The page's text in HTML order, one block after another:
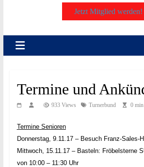
Jetzt Mitglied werden!
Termine und
933 Views Turnerbund 0
Termine Senioren
Donnerstag, 9.11.17 – Besuch Franz-Sales-
Mittwoch, 15.11.17 – Basteln: Fröbelsterne
von 10:00 – 11:30 Uhr